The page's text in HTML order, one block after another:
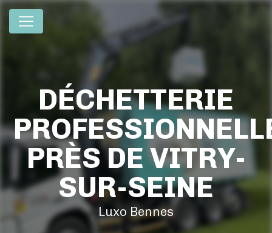
DÉCHETTERIE
PRÈS DE VITRY-
SUR-SEINE
Luxo Bennes
Panneau de gestion des cookies